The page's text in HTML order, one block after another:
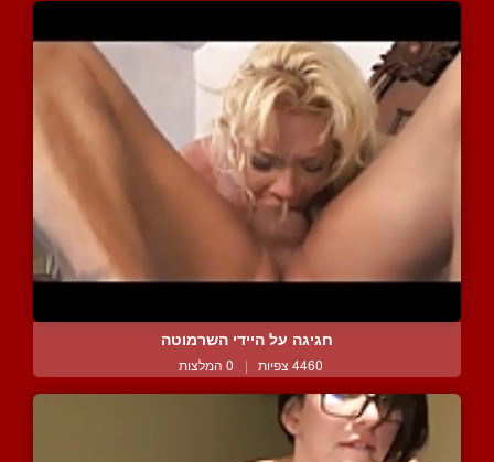
חגיגה על היידי השרמוטה
4460 צפיות | 0 המלצות